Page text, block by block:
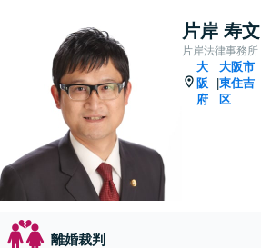
片岸 寿文
片岸法律事務所
大
阪
府
|
大阪市
東住吉
区
離婚裁判